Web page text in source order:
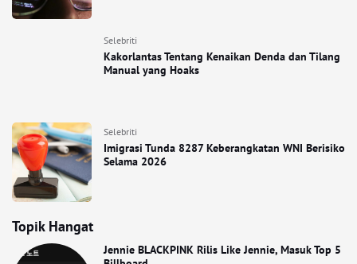
Selebriti
Kakorlantas Tentang Kenaikan Denda dan Tilang
Manual yang Hoaks
Selebriti
Imigrasi Tunda 8287 Keberangkatan WNI Berisiko
Selama 2026
Topik Hangat
Jennie BLACKPINK Rilis Like Jennie, Masuk Top 5